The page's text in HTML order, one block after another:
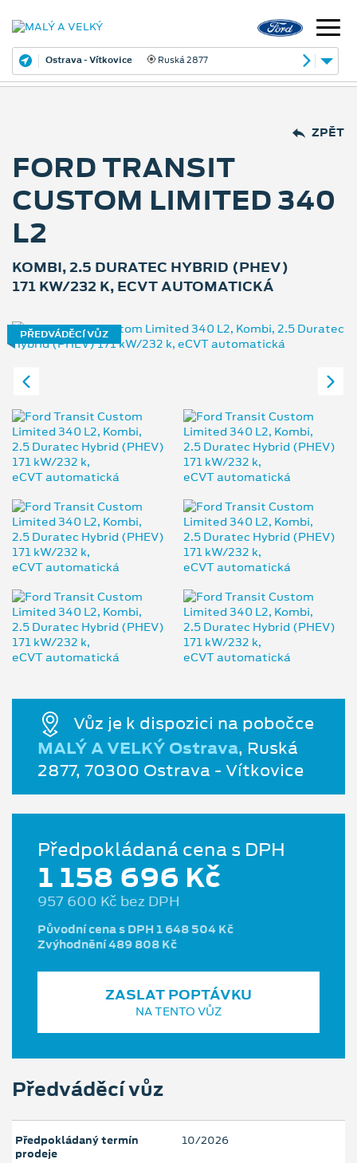
Ostrava - Vítkovice Ruská 2877
ZPĚT
FORD TRANSIT
CUSTOM LIMITED 340
L2
KOMBI, 2.5 DURATEC HYBRID (PHEV)
171 KW/232 K, ECVT AUTOMATICKÁ
PŘEDVÁDĚCÍ VŮZ
Vůz je k dispozici na pobočce
MALÝ A VELKÝ Ostrava, Ruská
2877, 70300 Ostrava - Vítkovice
Předpokládaná cena s DPH
1 158 696 Kč
957 600 Kč bez DPH
Původní cena s DPH 1 648 504 Kč
Zvýhodnění 489 808 Kč
ZASLAT POPTÁVKU
NA TENTO VŮZ
Předváděcí vůz
Předpokládaný termín
prodeje
10/2026